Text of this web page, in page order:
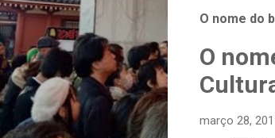
O nome do
O
março 28,